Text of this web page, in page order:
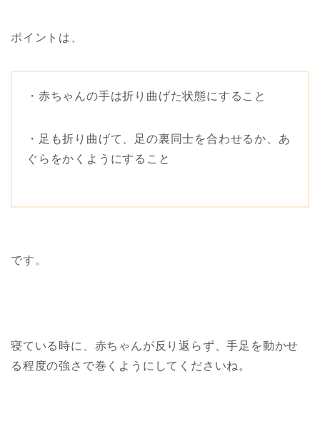
ポイントは、
・赤ちゃんの手は折り曲げた状態にすること
・足も折り曲げて、足の裏同士を合わせるか、あ
ぐらをかくようにすること
です。
寝ている時に、 赤ちゃんが反り返らず、手足を動かせ
る程度の強さ で巻くようにしてくださいね。